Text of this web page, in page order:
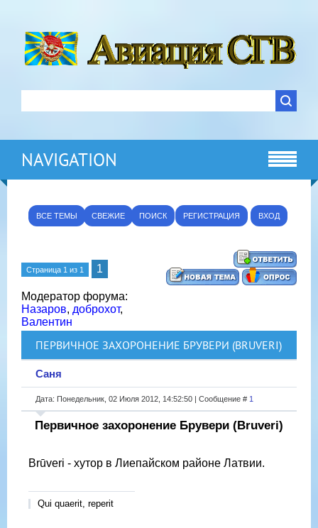
NAVIGATION
ВСЕ ТЕМЫ СВЕЖИЕ ПОИСК РЕГИСТРАЦИЯ ВХОД
Страница 1 из 1 1
Модератор форума:
Назаров, доброхот,
Валентин
ПЕРВИЧНОЕ ЗАХОРОНЕНИЕ БРУВЕРИ (BRUVERI)
Саня
Дата: Понедельник, 02 Июля 2012, 14:52:50 | Сообщение # 1
Первичное захоронение Брувери (Bruveri)
Brūveri - хутор в Лиепайском районе Латвии.
Qui quaerit, reperit